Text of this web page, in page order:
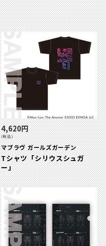
4,620円
(税込)
マブラヴ ガールズガーデン
Tシャツ「シリウスシュガ
ー」